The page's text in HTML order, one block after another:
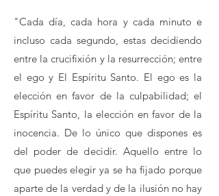
"Cada día, cada hora y cada minuto e
incluso cada segundo, estas decidiendo
entre la crucifixión y la resurrección; entre
el ego y El Espíritu Santo. El ego es la
elección en favor de la culpabilidad; el
Espíritu Santo, la elección en favor de la
inocencia. De lo único que dispones es
del poder de decidir. Aquello entre lo
que puedes elegir ya se ha fijado porque
aparte de la verdad y de la ilusión no hay